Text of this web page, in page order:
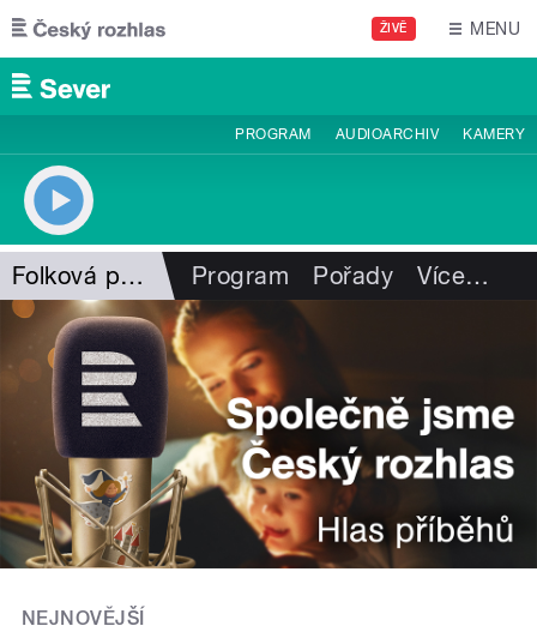
Přejít k hlavnímu obsahu
ŽIVĚ MENU
PROGRAM AUDIOARCHIV KAMERY
Folková pohlazení Program Pořady Více…
NEJNOVĚJŠÍ